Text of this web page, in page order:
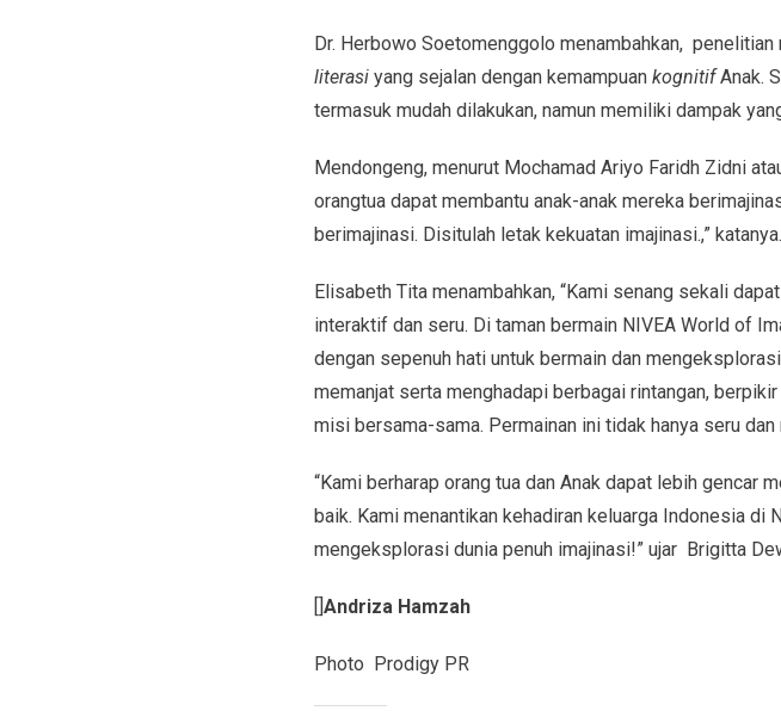
Dr. Herbowo Soetomenggolo menambahkan,
literasiyang sejalan dengan kemampuan kognitifAnak.
termasuk mudah dilakukan, namun memiliki dampak
Mendongeng, menurut Mochamad Ariyo Faridh Zidni
orangtua dapat membantu anak-anak mereka
berimajinasi. Disitulah letak kekuatan imajinasi.,” katanya.
Elisabeth Tita menambahkan, “Kami senang sekali
interaktif dan seru. Di taman bermain NIVEA World of
dengan sepenuh hati untuk bermain dan
memanjat serta menghadapi berbagai rintangan,
misi bersama-sama. Permainan ini tidak hanya seru
“Kami berharap orang tua dan Anak dapat lebih gencar
baik. Kami menantikan kehadiran keluarga Indonesia
mengeksplorasi dunia penuh imajinasi!” ujar Brigitta
[]Andriza Hamzah
Photo Prodigy PR